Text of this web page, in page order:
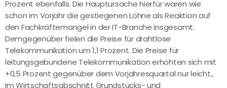
Prozent ebenfalls. Die Hauptursache hierfür waren wie
schon im Vorjahr die gestiegenen Löhne als Reaktion auf
den Fachkräftemangel in der IT-Branche insgesamt.
Demgegenüber fielen die Preise für drahtlose
Telekommunikation um 1,1 Prozent. Die Preise für
leitungsgebundene Telekommunikation erhöhten sich mit
+0,5 Prozent gegenüber dem Vorjahresquartal nur leicht.,
Im Wirtschaftsabschnitt Grundstücks- und